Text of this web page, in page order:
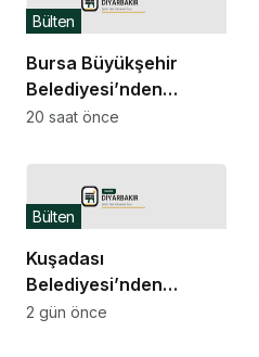
Bursa Büyükşehir
Belediyesi’nden
Keles’te yol çalışması
Bülten
20 saat önce
Kuşadası
Belediyesi’nden
eğitime çok yönlü
Bülten
2 gün önce